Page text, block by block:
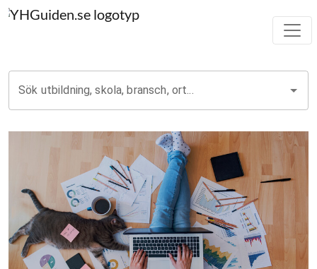
Sök utbildning, skola, bransch, ort...